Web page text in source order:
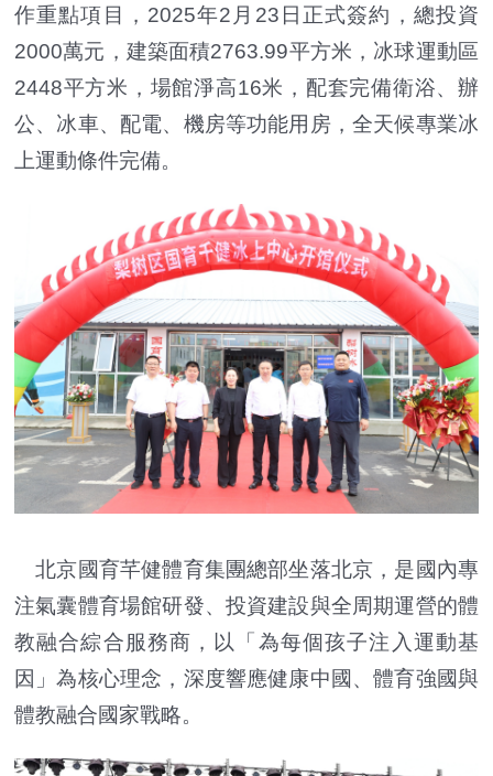
作重點項目，2025年2月23日正式簽約，總投資
2000萬元，建築面積2763.99平方米，冰球運動區
2448平方米，場館淨高16米，配套完備衛浴、辦
公、冰車、配電、機房等功能用房，全天候專業冰
上運動條件完備。
北京國育芊健體育集團總部坐落北京，是國內專
注氣囊體育場館研發、投資建設與全周期運營的體
教融合綜合服務商，以「為每個孩子注入運動基
因」為核心理念，深度響應健康中國、體育強國與
體教融合國家戰略。